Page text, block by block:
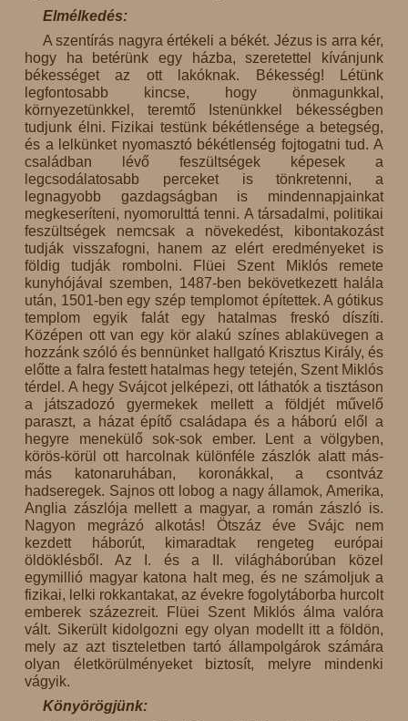
Elmélkedés:
A szentírás nagyra értékeli a békét. Jézus is arra kér,
hogy ha betérünk egy házba, szeretettel kívánjunk
békességet az ott lakóknak. Békesség! Létünk
legfontosabb kincse, hogy önmagunkkal,
környezetünkkel, teremtő Istenünkkel békességben
tudjunk élni. Fizikai testünk békétlensége a betegség,
és a lelkünket nyomasztó békétlenség fojtogatni tud. A
családban lévő feszültségek képesek a
legcsodálatosabb perceket is tönkretenni, a
legnagyobb gazdagságban is mindennapjainkat
megkeseríteni, nyomorulttá tenni. A társadalmi, politikai
feszültségek nemcsak a növekedést, kibontakozást
tudják visszafogni, hanem az elért eredményeket is
földig tudják rombolni. Flüei Szent Miklós remete
kunyhójával szemben, 1487-ben bekövetkezett halála
után, 1501-ben egy szép templomot építettek. A gótikus
templom egyik falát egy hatalmas freskó díszíti.
Középen ott van egy kör alakú színes ablaküvegen a
hozzánk szóló és bennünket hallgató Krisztus Király, és
előtte a falra festett hatalmas hegy tetején, Szent Miklós
térdel. A hegy Svájcot jelképezi, ott láthatók a tisztáson
a játszadozó gyermekek mellett a földjét művelő
paraszt, a házat építő családapa és a háború elől a
hegyre menekülő sok-sok ember. Lent a völgyben,
körös-körül ott harcolnak különféle zászlók alatt más-
más katonaruhában, koronákkal, a csontváz
hadseregek. Sajnos ott lobog a nagy államok, Amerika,
Anglia zászlója mellett a magyar, a román zászló is.
Nagyon megrázó alkotás! Ötszáz éve Svájc nem
kezdett háborút, kimaradtak rengeteg európai
öldöklésből. Az I. és a II. világháborúban közel
egymillió magyar katona halt meg, és ne számoljuk a
fizikai, lelki rokkantakat, az évekre fogolytáborba hurcolt
emberek százezreit. Flüei Szent Miklós álma valóra
vált. Sikerült kidolgozni egy olyan modellt itt a földön,
mely az azt tiszteletben tartó állampolgárok számára
olyan életkörülményeket biztosít, melyre mindenki
vágyik.
Könyörögjünk: